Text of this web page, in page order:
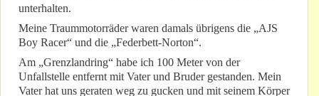
unterhalten.
Meine Traummotorräder waren damals übrigens die „AJS
Boy Racer“ und die „Federbett-Norton“.
Am „Grenzlandring“ habe ich 100 Meter von der
Unfallstelle entfernt mit Vater und Bruder gestanden. Mein
Vater hat uns geraten weg zu gucken und mit seinem Körper